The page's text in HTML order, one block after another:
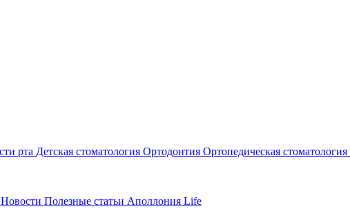
рта Детская стоматология Ортодонтия Ортопедическая стоматология
Новости Полезные статьи Аполлония Life